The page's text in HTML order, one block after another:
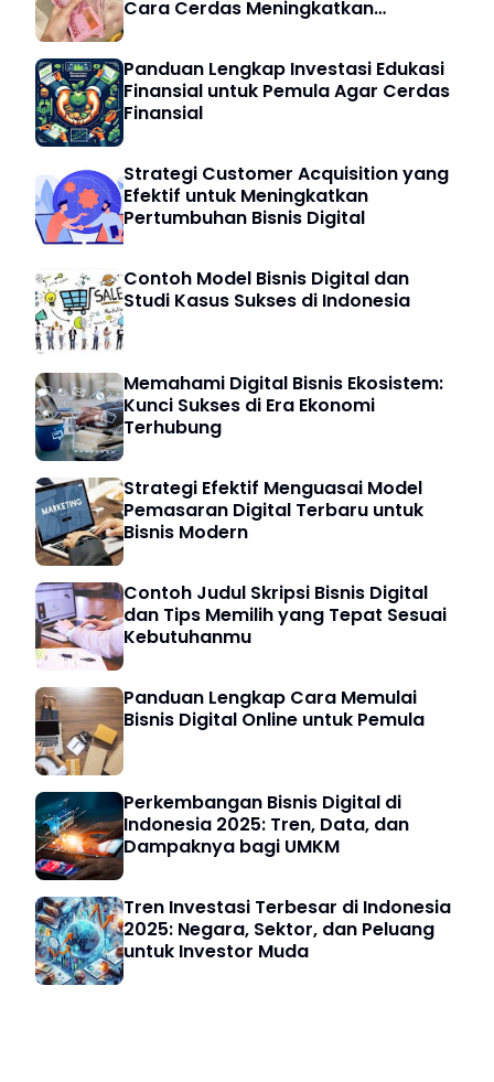
Cara Cerdas Meningkatkan
Panduan Lengkap Investasi Edukasi
Finansial untuk Pemula Agar Cerdas
Finansial
Strategi Customer Acquisition yang
Efektif untuk Meningkatkan
Pertumbuhan Bisnis Digital
Contoh Model Bisnis Digital dan
Studi Kasus Sukses di Indonesia
Memahami Digital Bisnis Ekosistem:
Kunci Sukses di Era Ekonomi
Terhubung
Strategi Efektif Menguasai Model
Pemasaran Digital Terbaru untuk
Bisnis Modern
Contoh Judul Skripsi Bisnis Digital
dan Tips Memilih yang Tepat Sesuai
Kebutuhanmu
Panduan Lengkap Cara Memulai
Bisnis Digital Online untuk Pemula
Perkembangan Bisnis Digital di
Indonesia 2025: Tren, Data, dan
Dampaknya bagi UMKM
Tren Investasi Terbesar di Indonesia
2025: Negara, Sektor, dan Peluang
untuk Investor Muda